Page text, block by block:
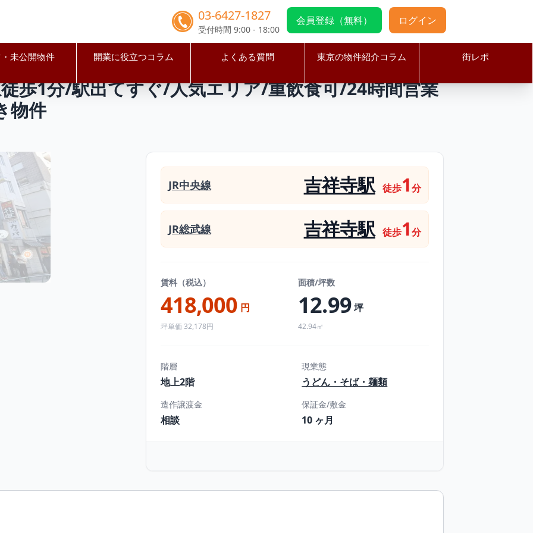
03-6427-1827
受付時間 9:00 - 18:00
会員登録（無料） ログイン
未公開物件 開業に役立つコラム よくある質問 東京の物件紹介コラム 街レポ
市 吉祥寺駅 【武蔵野市】吉祥寺駅徒歩1分/駅出てすぐ/人気エリア/重飲食可/24時間営業可能/ラーメン屋居抜き物件
歩1分/駅出てすぐ/人気エリア/重飲食可/24時間営業
物件
JR中央線 吉祥寺駅 徒歩1分
JR総武線 吉祥寺駅 徒歩1分
賃料（税込）
418,000 円
坪単価 32,178円
面積/坪数
12.99坪
42.94㎡
階層
地上2階
現業態
うどん・そば・麺類
造作譲渡金
相談
保証金/敷金
10 ヶ月